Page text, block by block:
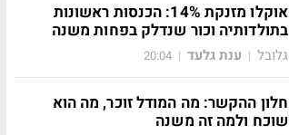
אוקלו מזנקת 14%: הכנסות ראשונות
בתולדותיה וכור שנדלק בפחות משנה
גלובל | ענת גלעד |
20:04
חלון ההקשר: מה המודל זוכר, מה הוא
שוכח ולמה זה משנה